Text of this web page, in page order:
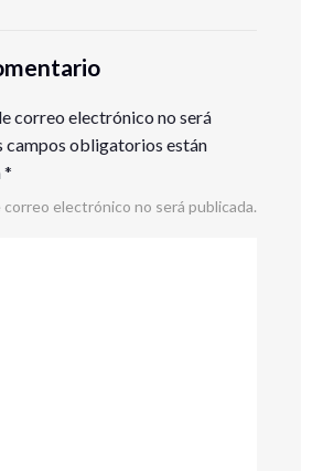
correo electrónico no será
campos obligatorios están
*
electrónico no será publicada.